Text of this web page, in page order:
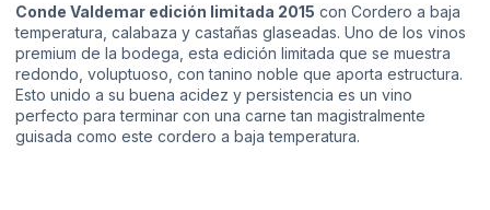
Conde Valdemar edición limitada 2015 con Cordero a baja
temperatura, calabaza y castañas glaseadas. Uno de los vinos
premium de la bodega, esta edición limitada que se muestra
redondo, voluptuoso, con tanino noble que aporta estructura.
Esto unido a su buena acidez y persistencia es un vino
perfecto para terminar con una carne tan magistralmente
guisada como este cordero a baja temperatura.